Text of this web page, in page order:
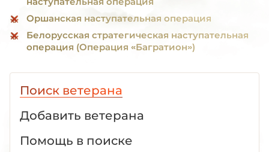
Оршанская наступательная операция
Белорусская стратегическая наступательная
операция (Операция «Багратион»)
Поиск ветерана
Добавить ветерана
Помощь в поиске